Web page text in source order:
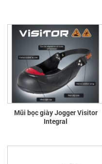
Mũi bọc giày Jogger Visitor
Integral